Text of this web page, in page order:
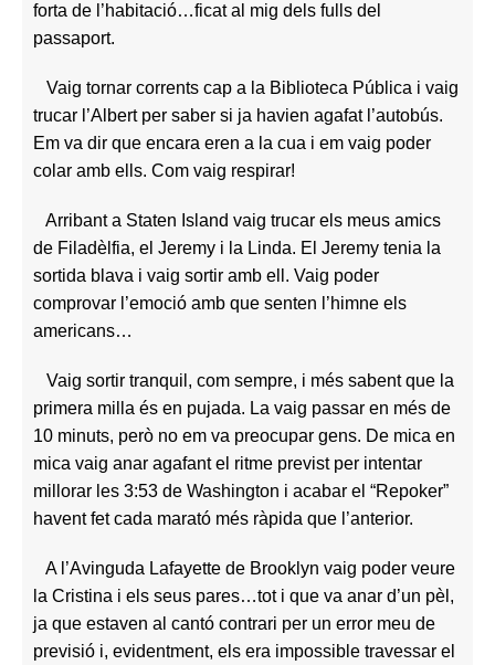
forta de l’habitació…ficat al mig dels fulls del
passaport.
Vaig tornar corrents cap a la Biblioteca Pública i vaig
trucar l’Albert per saber si ja havien agafat l’autobús.
Em va dir que encara eren a la cua i em vaig poder
colar amb ells. Com vaig respirar!
Arribant a Staten Island vaig trucar els meus amics
de Filadèlfia, el Jeremy i la Linda. El Jeremy tenia la
sortida blava i vaig sortir amb ell. Vaig poder
comprovar l’emoció amb que senten l’himne els
americans…
Vaig sortir tranquil, com sempre, i més sabent que la
primera milla és en pujada. La vaig passar en més de
10 minuts, però no em va preocupar gens. De mica en
mica vaig anar agafant el ritme previst per intentar
millorar les 3:53 de Washington i acabar el “Repoker”
havent fet cada marató més ràpida que l’anterior.
A l’Avinguda Lafayette de Brooklyn vaig poder veure
la Cristina i els seus pares…tot i que va anar d’un pèl,
ja que estaven al cantó contrari per un error meu de
previsió i, evidentment, els era impossible travessar el